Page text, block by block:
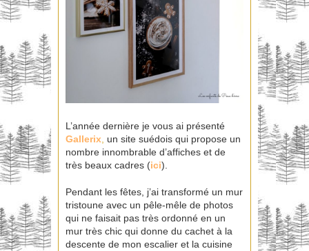
L’année dernière je vous ai présenté
Gallerix, un site suédois qui propose un
nombre innombrable d’affiches et de
très beaux cadres (ici).
Pendant les fêtes, j’ai transformé un mur
tristoune avec un pêle-mêle de photos
qui ne faisait pas très ordonné en un
mur très chic qui donne du cachet à la
descente de mon escalier et la cuisine